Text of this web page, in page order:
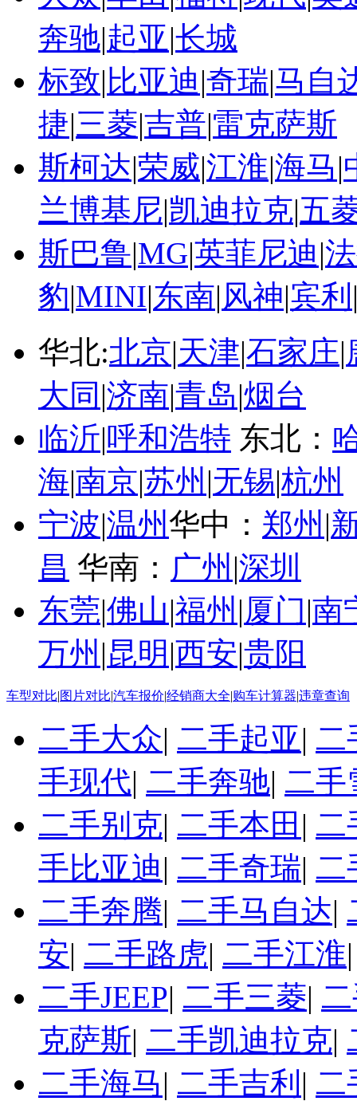
奔驰|起亚|长城
标致| 比亚迪|奇瑞|马自
捷|三菱|吉普|雷克萨斯
斯柯达|荣威|江淮|海马|
兰博基尼|凯迪拉克|五
斯巴鲁|MG|英菲尼迪|
豹|MINI|东南|风神|宾利
华北:北京|天津|石家庄|
大同 |济南|青岛|烟台
临沂|呼和浩特 东北：
海|南京|苏州 |无锡|杭州
宁波|温州华中： 郑州 |
昌 华南： 广州 |深圳
东莞|佛山|福州 |厦门|南
万州 |昆明 |西安|贵阳
车型对比|图片对比|汽车报价|经销商大全|购车计算器|违章查询
二手大众| 二手起亚| 二
手现代| 二手奔驰| 二手
二手别克| 二手本田 | 二
手比亚迪| 二手奇瑞| 二
二手奔腾| 二手马自达|
安| 二手路虎| 二手江淮
二手JEEP| 二手三菱|
克萨斯| 二手凯迪拉克|
二手海马| 二手吉利 | 二